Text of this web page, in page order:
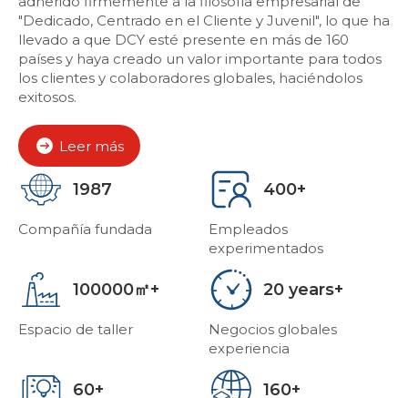
"Dedicado, Centrado en el Cliente y Juvenil", lo que ha
llevado a que DCY esté presente en más de 160
países y haya creado un valor importante para todos
los clientes y colaboradores globales, haciéndolos
exitosos.
Leer más
1987
Compañía fundada
400
Empleados
experimentados
100000
Espacio de taller
20
Negocios globales
experiencia
60 160